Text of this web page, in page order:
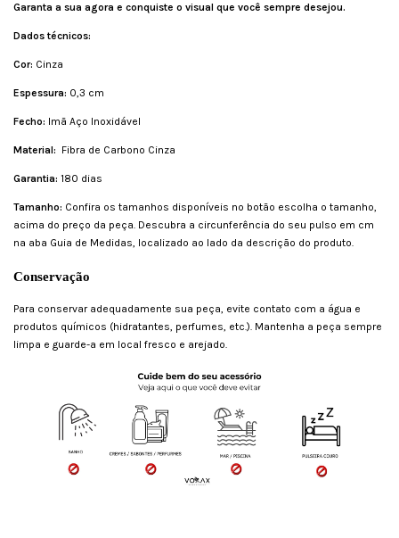
Garanta a sua agora e conquiste o visual que você sempre desejou.
Dados técnicos:
Cor: Cinza
Espessura: 0,3 cm
Fecho: Imã Aço Inoxidável
Material: Fibra de Carbono Cinza
Garantia: 180 dias
Tamanho: Confira os tamanhos disponíveis no botão escolha o tamanho,
acima do preço da peça. Descubra a circunferência do seu pulso em cm
na aba Guia de Medidas, localizado ao lado da descrição do produto.
Conservação
Para conservar adequadamente sua peça, evite contato com a água e
produtos químicos (hidratantes, perfumes, etc.). Mantenha a peça sempre
limpa e guarde-a em local fresco e arejado.